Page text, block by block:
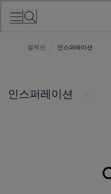
컬렉션 인스퍼레이션
인스퍼레이션